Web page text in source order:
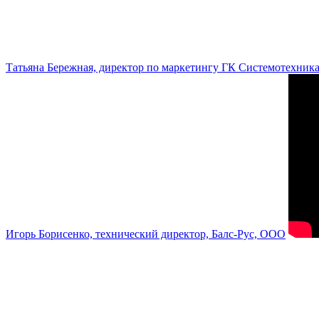
Татьяна Бережная, директор по маркетингу ГК Системотехника
Игорь Борисенко, технический директор, Балс-Рус, ООО